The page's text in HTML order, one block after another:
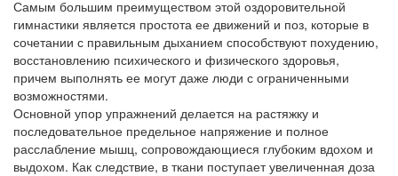
Самым большим преимуществом этой оздоровительной
гимнастики является простота ее движений и поз, которые в
сочетании с правильным дыханием способствуют похудению,
восстановлению психического и физического здоровья,
причем выполнять ее могут даже люди с ограниченными
возможностями.
Основной упор упражнений делается на растяжку и
последовательное предельное напряжение и полное
расслабление мышц, сопровождающиеся глубоким вдохом и
выдохом. Как следствие, в ткани поступает увеличенная доза